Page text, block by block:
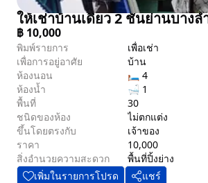
ให้เช่าบ้านเดี่ยว 2 ชั้นย่านบางล
฿ 10,000
พิมพ์รายการ
เพื่อเช่า
เพื่อการอยู่อาศัย
บ้าน
ห้องนอน
🛏 4
ห้องน้ำ
🛁 1
พื้นที่
30
ชนิดของห้อง
ไม่ตกแต่ง
ขึ้นโดยตรงกับ
เจ้าของ
ราคา
10,000
สิ่งอำนวยความสะดวก
พื้นที่ปิ้งย่าง
เพิ่มในรายการโปรด
แชร์